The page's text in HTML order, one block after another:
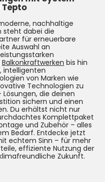
nachhaltige
steht dabei die
für erneuerbare
Auswahl an
Balkonkraftwerken bis hin
intelligenten
von Marken wie
Technologien zu
die deinen
sichern und einen
Du erhältst nicht nur
Komplettpaket
und Zubehör – alles
Bedarf. Entdecke jetzt
echtem Sinn – für mehr
effiziente Nutzung der
Zukunft.